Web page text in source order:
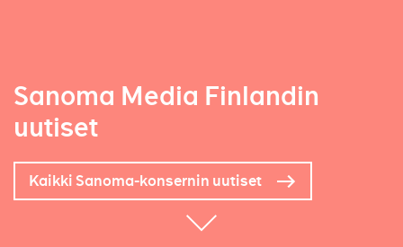
Sanoma Media Finlandin
uutiset
Kaikki Sanoma-konsernin uutiset